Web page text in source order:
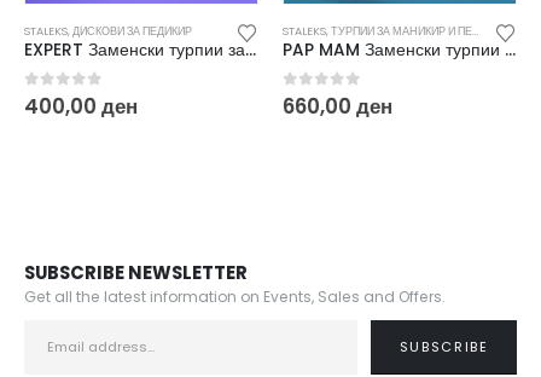
ЗА ПЕДИКИР
EXPERT Заменски турпии за дискови за педикир S 100 (50/1) PDF-15-100W
of 5
ден
STALEKS,ТУРПИИ ЗА МАНИКИР И ПЕДИКИР И ЗАМЕНСКИ ДОДАТОЦИ
PAP MAM Заменски турпии Mix(100/180) 50/1 DFCEMix-22-100/180
out of 5
ден
STALEKS,
SUBSCRIBE NEWSLETTER
Get all the latest information on Events, Sales and Offers.